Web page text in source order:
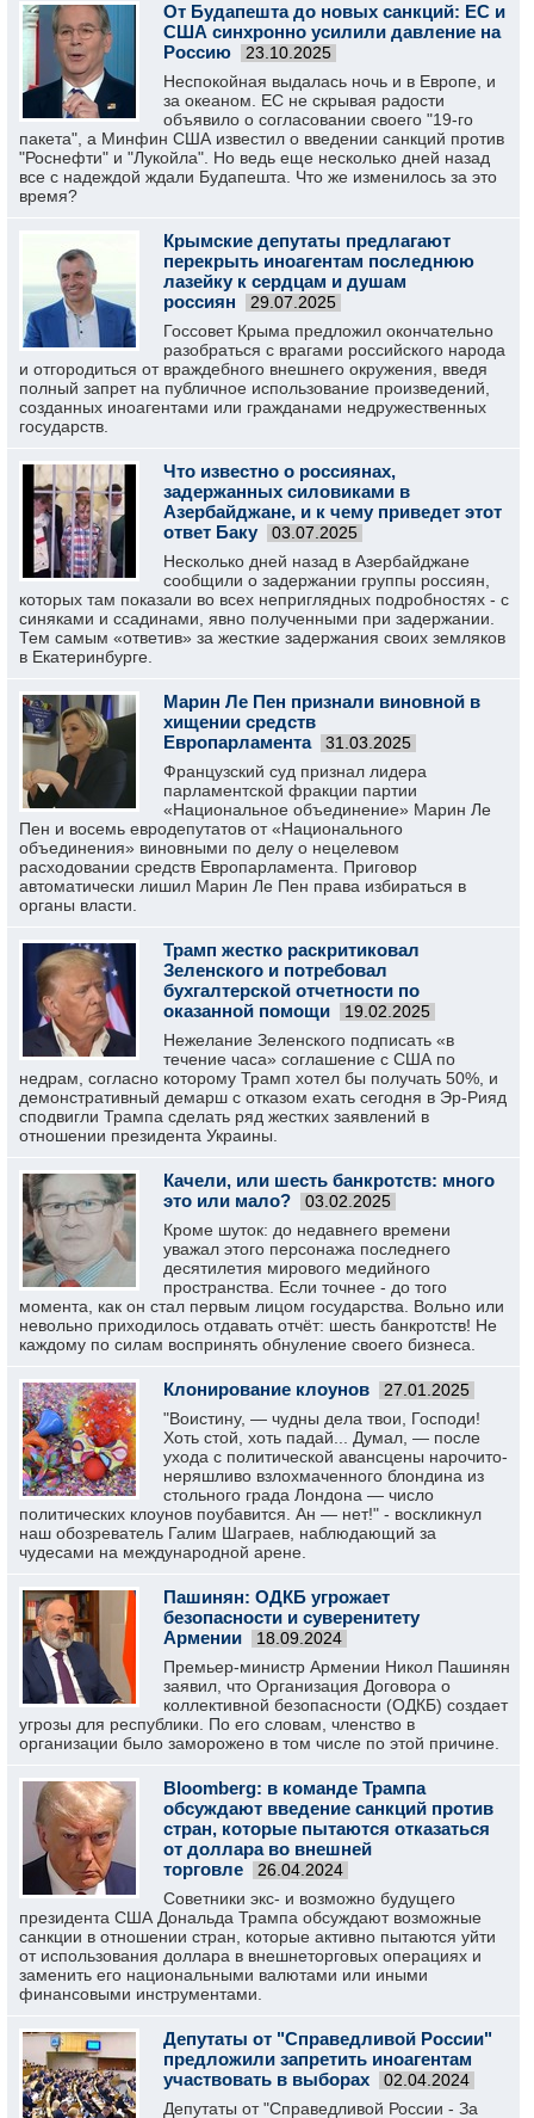
От Будапешта до новых санкций: ЕС и
США синхронно усилили давление на
Россию
23.10.2025
Неспокойная выдалась ночь и в Европе, и
за океаном. ЕС не скрывая радости
объявило о согласовании своего "19-го
пакета", а Минфин США известил о введении санкций против
"Роснефти" и "Лукойла". Но ведь еще несколько дней назад
все с надеждой ждали Будапешта. Что же изменилось за это
время?
Крымские депутаты предлагают
перекрыть иноагентам последнюю
лазейку к сердцам и душам
россиян
29.07.2025
Госсовет Крыма предложил окончательно
разобраться с врагами российского народа
и отгородиться от враждебного внешнего окружения, введя
полный запрет на публичное использование произведений,
созданных иноагентами или гражданами недружественных
государств.
Что известно о россиянах,
задержанных силовиками в
Азербайджане, и к чему приведет этот
ответ Баку
03.07.2025
Несколько дней назад в Азербайджане
сообщили о задержании группы россиян,
которых там показали во всех неприглядных подробностях - с
синяками и ссадинами, явно полученными при задержании.
Тем самым «ответив» за жесткие задержания своих земляков
в Екатеринбурге.
Марин Ле Пен признали виновной в
хищении средств
Европарламента
31.03.2025
Французский суд признал лидера
парламентской фракции партии
«Национальное объединение» Марин Ле
Пен и восемь евродепутатов от «Национального
объединения» виновными по делу о нецелевом
расходовании средств Европарламента. Приговор
автоматически лишил Марин Ле Пен права избираться в
органы власти.
Трамп жестко раскритиковал
Зеленского и потребовал
бухгалтерской отчетности по
оказанной помощи
19.02.2025
Нежелание Зеленского подписать «в
течение часа» соглашение с США по
недрам, согласно которому Трамп хотел бы получать 50%, и
демонстративный демарш с отказом ехать сегодня в Эр-Рияд
сподвигли Трампа сделать ряд жестких заявлений в
отношении президента Украины.
Качели, или шесть банкротств: много
это или мало?
03.02.2025
Кроме шуток: до недавнего времени
уважал этого персонажа последнего
десятилетия мирового медийного
пространства. Если точнее - до того
момента, как он стал первым лицом государства. Вольно или
невольно приходилось отдавать отчёт: шесть банкротств! Не
каждому по силам воспринять обнуление своего бизнеса.
Клонирование клоунов 27.01.2025
"Воистину, — чудны дела твои, Господи!
Хоть стой, хоть падай... Думал, — после
ухода с политической авансцены нарочито-
неряшливо взлохмаченного блондина из
стольного града Лондона — число
политических клоунов поубавится. Ан — нет!" - воскликнул
наш обозреватель Галим Шаграев, наблюдающий за
чудесами на международной арене.
Пашинян: ОДКБ угрожает
безопасности и суверенитету
Армении
18.09.2024
Премьер-министр Армении Никол Пашинян
заявил, что Организация Договора о
коллективной безопасности (ОДКБ) создает
угрозы для республики. По его словам, членство в
организации было заморожено в том числе по этой причине.
Bloomberg: в команде Трампа
обсуждают введение санкций против
стран, которые пытаются отказаться
от доллара во внешней
торговле
26.04.2024
Советники экс- и возможно будущего
президента США Дональда Трампа обсуждают возможные
санкции в отношении стран, которые активно пытаются уйти
от использования доллара в внешнеторговых операциях и
заменить его национальными валютами или иными
финансовыми инструментами.
Депутаты от "Справедливой России"
предложили запретить иноагентам
участвовать в выборах
02.04.2024
Депутаты от "Справедливой России - За